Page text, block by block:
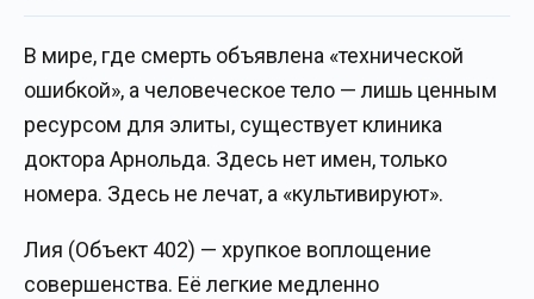
В мире, где смерть объявлена «технической
ошибкой», а человеческое тело — лишь ценным
ресурсом для элиты, существует клиника
доктора Арнольда. Здесь нет имен, только
номера. Здесь не лечат, а «культивируют».
Лия (Объект 402) — хрупкое воплощение
совершенства. Её легкие медленно